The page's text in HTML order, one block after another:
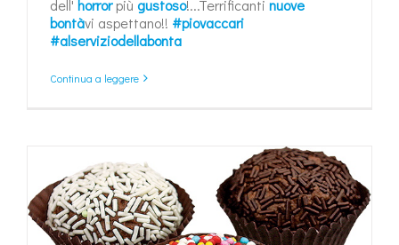
dell' horrorpiù gustoso!...Terrificanti nuove
bontàvi aspettano!! #piovaccari
#alserviziodellabonta
Continua a leggere